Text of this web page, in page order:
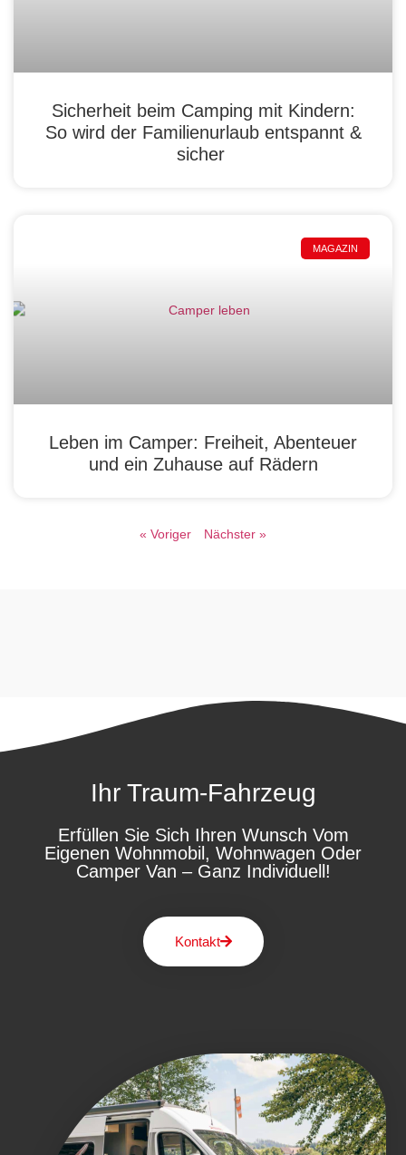
Sicherheit beim Camping mit Kindern:
So wird der Familienurlaub entspannt &
sicher
MAGAZIN
Leben im Camper: Freiheit, Abenteuer
und ein Zuhause auf Rädern
« Voriger Nächster »
Ihr Traum-Fahrzeug
Erfüllen Sie Sich Ihren Wunsch Vom
Eigenen Wohnmobil, Wohnwagen Oder
Camper Van – Ganz Individuell!
Kontakt